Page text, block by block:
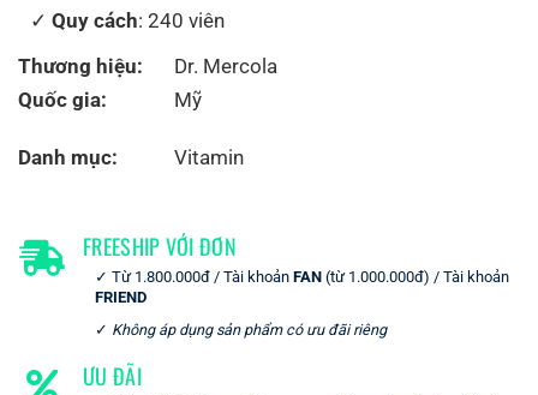
Quy cách: 240 viên
Thương hiệu:
Dr. Mercola
Quốc gia:
Mỹ
Danh mục: Vitamin
FREESHIP VỚI ĐƠN
Từ 1.800.000đ / Tài khoản FAN (từ 1.000.000đ) / Tài khoản
FRIEND
Không áp dụng sản phẩm có ưu đãi riêng
ƯU ĐÃI